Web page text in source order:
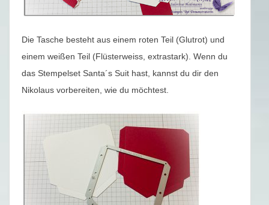
Die Tasche besteht aus einem roten Teil (Glutrot) und
einem weißen Teil (Flüsterweiss, extrastark). Wenn du
das Stempelset Santa´s Suit hast, kannst du dir den
Nikolaus vorbereiten, wie du möchtest.